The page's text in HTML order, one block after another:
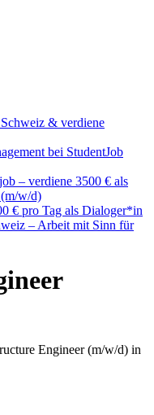
& verdiene
bei StudentJob
– verdiene 3500 € als
w/d)
€ pro Tag als Dialoger*in
– Arbeit mit Sinn für
Engineer (m/w/d) in